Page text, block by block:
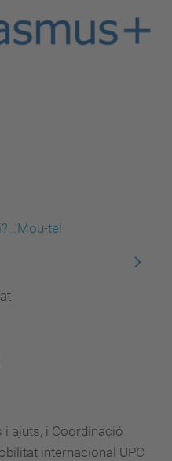
te!
ajuts, i Coordinació
internacional UPC